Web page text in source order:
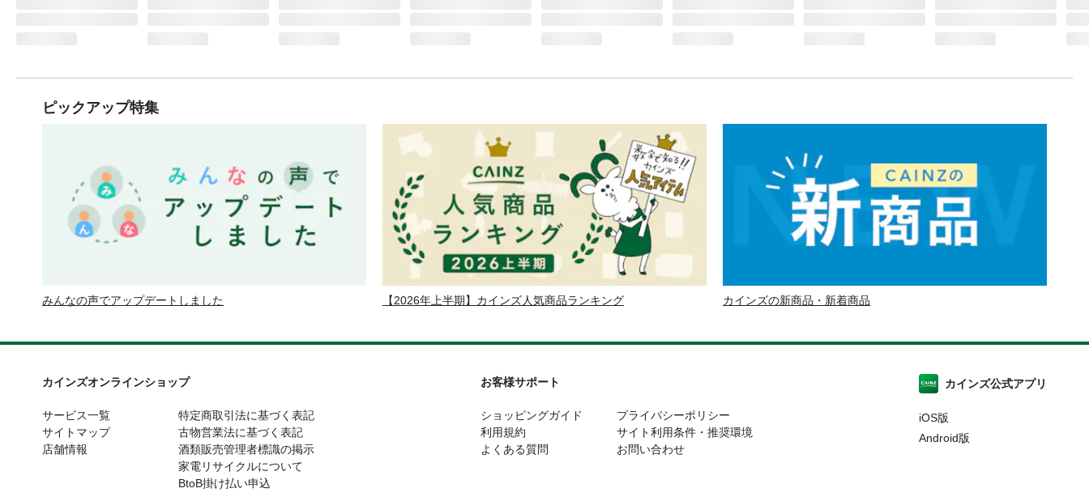
ピックアップ特集
みんなの声でアップデートしました 【2026年上半期】カインズ人気商品ランキング カインズの新商品・新着商品
カインズオンラインショップ
サービス一覧
サイトマップ
店舗情報
特定商取引法に基づく表記
古物営業法に基づく表記
酒類販売管理者標識の掲示
家電リサイクルについて
BtoB掛け払い申込
お客様サポート
ショッピングガイド
利用規約
よくある質問
プライバシーポリシー
サイト利用条件・推奨環境
お問い合わせ
カインズ公式アプリ
iOS版
Android版